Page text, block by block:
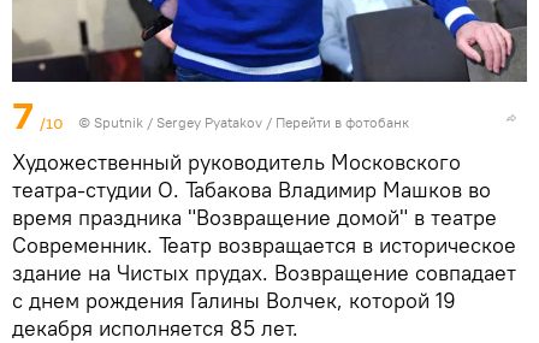
7 /10 © Sputnik / Sergey Pyatakov / Перейти в фотобанк
Художественный руководитель Московского
театра-студии О. Табакова Владимир Машков во
время праздника "Возвращение домой" в театре
Современник. Театр возвращается в историческое
здание на Чистых прудах. Возвращение совпадает
с днем рождения Галины Волчек, которой 19
декабря исполняется 85 лет.